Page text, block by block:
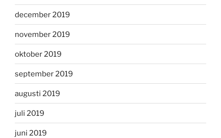
december 2019
november 2019
oktober 2019
september 2019
augusti 2019
juli 2019
juni 2019